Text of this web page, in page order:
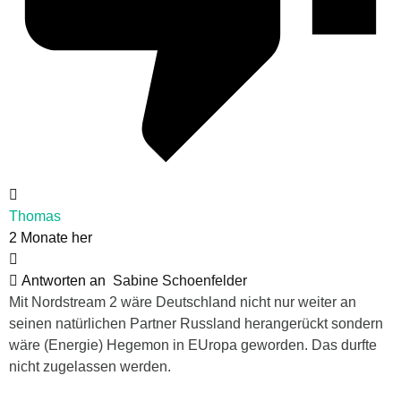
Thomas
2 Monate her
Antworten an Sabine Schoenfelder
Mit Nordstream 2 wäre Deutschland nicht nur weiter an
seinen natürlichen Partner Russland herangerückt sondern
wäre (Energie) Hegemon in EUropa geworden. Das durfte
nicht zugelassen werden.